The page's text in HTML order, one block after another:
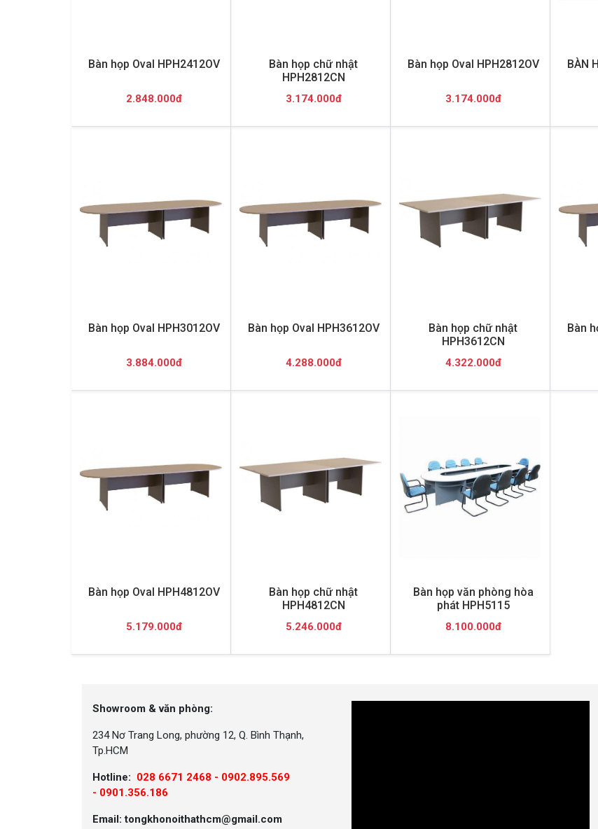
Bàn họp Oval HPH2412OV
2.848.000đ
Bàn họp chữ nhật
HPH2812CN
3.174.000đ
Bàn họp Oval HPH2812OV
3.174.000đ
BÀN
Bàn họp Oval HPH3012OV
3.884.000đ
Bàn họp Oval HPH3612OV
4.288.000đ
Bàn họp chữ nhật
HPH3612CN
4.322.000đ
Bàn
Bàn họp Oval HPH4812OV
5.179.000đ
Bàn họp chữ nhật
HPH4812CN
5.246.000đ
Bàn họp văn phòng hòa
phát HPH5115
8.100.000đ
Showroom & văn phòng:
234 Nơ Trang Long, phường 12, Q. Bình Thạnh,
Tp.HCM
Hotline: 028 6671 2468 - 0902.895.569
- 0901.356.186
Email: tongkhonoithathcm@gmail.com